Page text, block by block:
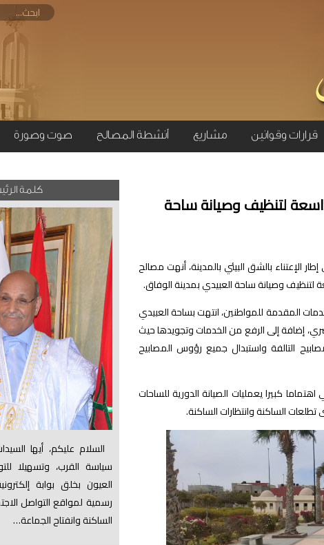
قرارات وقوانين مشاريع أنشطة المصالح صوت وصورة
لتنظيف وصيانة ساحة
بالشق البيئي بالمدينة، أنهت مصالح
المقدمة للمواطنين، انتهت بساحة العبيدي
إضافة إلى الرفع من الخدمات وتجويدها حيث
التالفة واستبدال جميع رؤوس المصابيح
كبيرا يعمليات الصيانة الدورية للساحات
الساكنة وانتظارات الساكنة.
كلمة
السلام عليكم، أيها
سياسة القرب، وتسهيلا
العيون بخلق بوابة
رسمية لمواقع التواصل
الساكنة وانفتاح الجماعة…